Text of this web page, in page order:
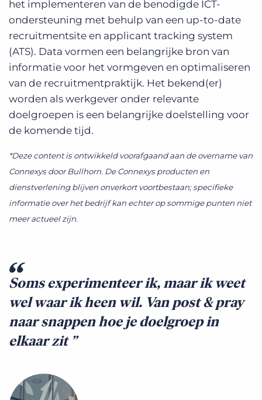
het implementeren van de benodigde ICT-
ondersteuning met behulp van een up-to-date
recruitmentsite en applicant tracking system
(ATS). Data vormen een belangrijke bron van
informatie voor het vormgeven en optimaliseren
van de recruitmentpraktijk. Het bekend(er)
worden als werkgever onder relevante
doelgroepen is een belangrijke doelstelling voor
de komende tijd.
*Deze content is ontwikkeld voorafgaand aan de overname van
Connexys door Bullhorn. De Connexys producten en
dienstverlening blijven onverkort voortbestaan; specifieke
informatie over het bedrijf kan echter op sommige punten niet
meer actueel zijn.
Soms experimenteer ik, maar ik weet
wel waar ik heen wil. Van post & pray
naar snappen hoe je doelgroep in
elkaar zit